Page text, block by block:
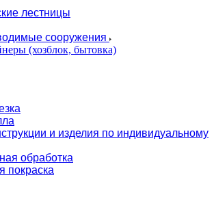
лестницы
сооружения
(хозблок, бытовка)
и изделия по индивидуальному
обработка
покраска